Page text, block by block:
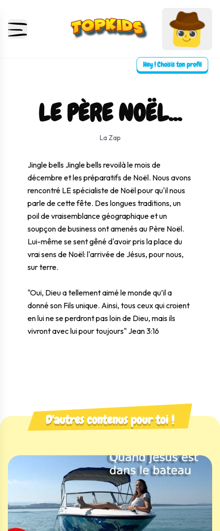
Hey ! Choisis ton profil
LE PÈRE NOËL...
La Zap
0:00
Jingle bells Jingle bells revoilà le mois de
décembre et les préparatifs de Noël. Nous avons
rencontré LE spécialiste de Noël pour qu'il nous
parle de cette fête. Des longues traditions, un
poil de vraisemblance géographique et un
soupçon de business ont amenés au Père Noël.
Lui-même se sent gêné d'avoir pris la place du
vrai sens de Noël: l'arrivée de Jésus, pour nous,
sur terre.
"Oui, Dieu a tellement aimé le monde qu’il a
donné son Fils unique. Ainsi, tous ceux qui croient
en lui ne se perdront pas loin de Dieu, mais ils
vivront avec lui pour toujours" Jean 3:16
D'autres contenus pour toi !